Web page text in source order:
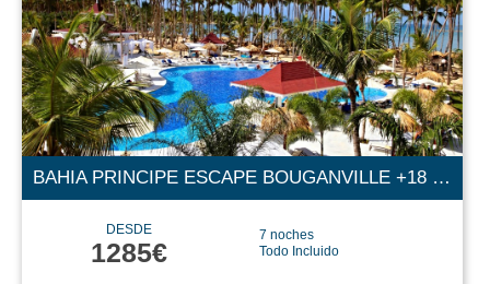
BAHIA PRINCIPE ESCAPE BOUGANVILLE +18 5E
DESDE
1285€
7 noches
Todo Incluido